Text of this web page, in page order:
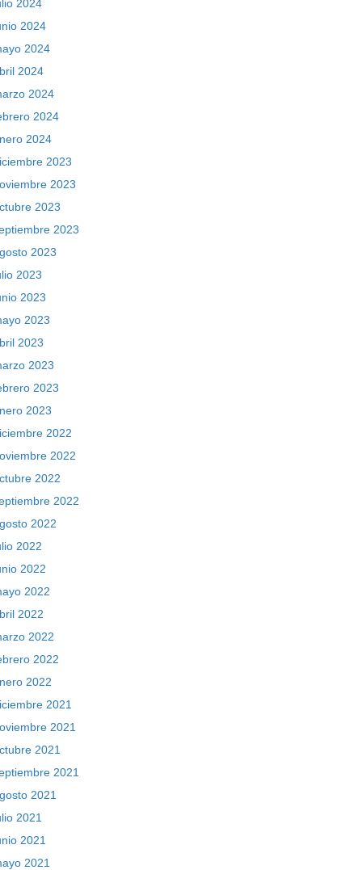
2024
2024
2024
2024
2024
2024
2024
2023
2023
2023
2023
2023
2023
2023
2023
2023
2023
2023
2023
2022
2022
2022
2022
2022
2022
2022
2022
2022
2022
2022
2022
2021
2021
2021
2021
2021
2021
2021
2021